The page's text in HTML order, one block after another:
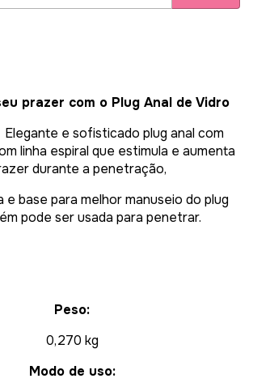
prazer com o Plug Anal de Vidro
e sofisticado plug anal com
linha espiral que estimula e aumenta
durante a penetração,
e base para melhor manuseio do plug
pode ser usada para penetrar.
Peso:
0,270 kg
Modo de uso: